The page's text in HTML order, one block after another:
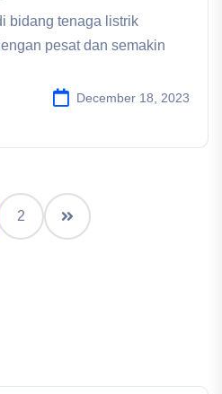
bidang tenaga listrik
pesat dan semakin
December 18, 2023
2